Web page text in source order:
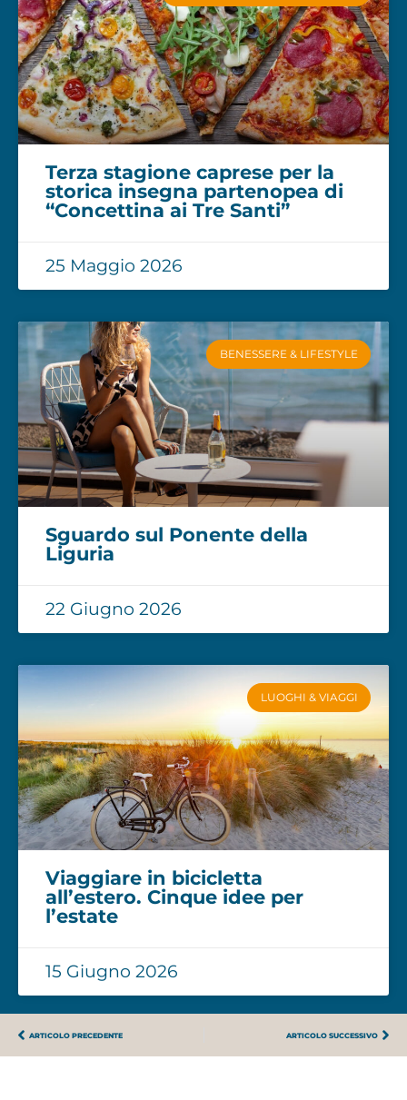
Terza stagione caprese per la
storica insegna partenopea di
“Concettina ai Tre Santi”
25 Maggio 2026
BENESSERE & LIFESTYLE
Sguardo sul Ponente della
Liguria
22 Giugno 2026
LUOGHI & VIAGGI
Viaggiare in bicicletta
all’estero. Cinque idee per
l’estate
15 Giugno 2026
ARTICOLO PRECEDENTE ARTICOLO SUCCESSIVO